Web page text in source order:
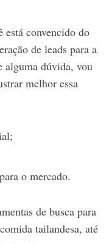
está convencido do
de leads para a
alguma dúvida, vou
melhor essa
o mercado.
de busca para
tailandesa, até